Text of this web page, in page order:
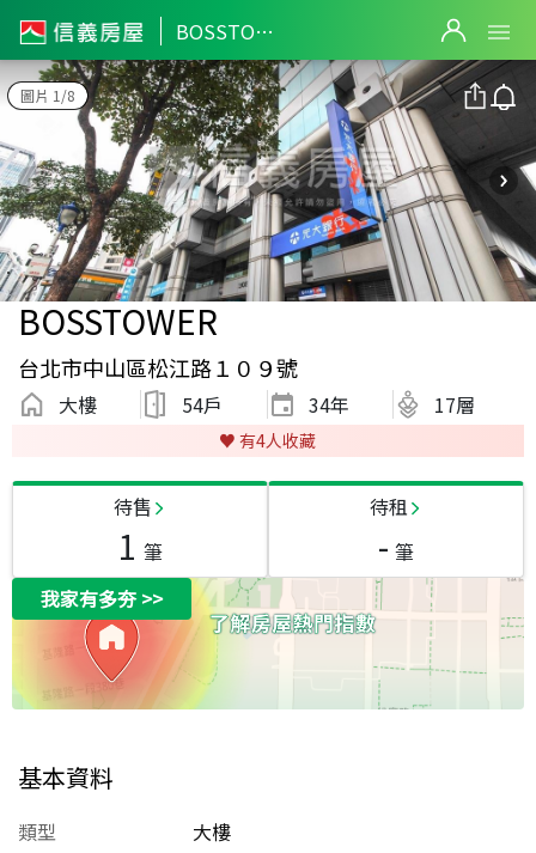
BOSSTOWER
圖片 1/8
BOSSTOWER
台北市中山區松江路１０９號
大樓 54戶 34年 17層
♥️ 有4人收藏
待售
1 筆
待租
- 筆
我家有多夯>>
基本資料
類型
大樓